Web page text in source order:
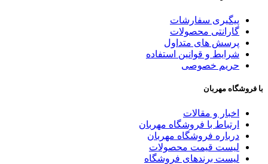
پیگیری سفارشات
گارانتی محصولات
پرسش های متداول
شرایط و قوانین استفاده
حریم خصوصی
با فروشگاه مهربان
اخبار و مقالات
ارتباط با فروشگاه مهربان
درباره فروشگاه مهربان
لیست قیمت محصولات
لیست برندهای فروشگاه